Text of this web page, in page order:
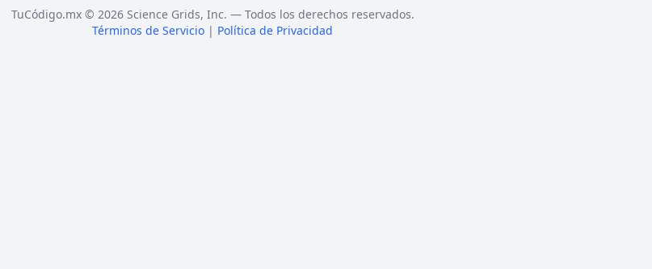
TuCódigo.mx © 2026 Science Grids, Inc. — Todos los derechos reservados.
Términos de Servicio | Política de Privacidad